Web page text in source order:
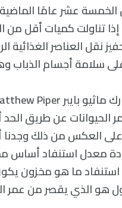
الخمسة عشر عامًا
تناولت كميات أقل من
نقل العناصر الغذائية
سلامة أجسام الذباب
الحيوانات عن طريق الحد
العكس من ذلكَ وجدنا أنَّ
معدل استنفاد أساس
ما هو مخزون
هو الذي يقصر من عمر